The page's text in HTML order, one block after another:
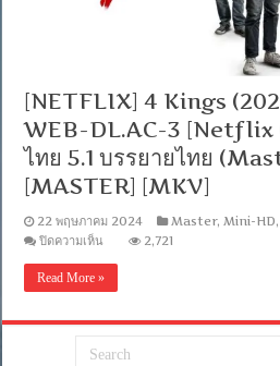
[NETFLIX] 4 Kings
WEB-DL.AC-3 [Netflix
ไทย 5.1 บรรยายไทย
[MASTER] [MKV]
22 พฤษภาคม 2024 Master, Mini-HD
ปิดความเห็น
Kings
อาชีวะ
90
2,721
Read More »